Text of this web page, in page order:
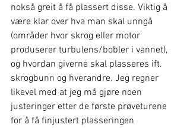
nokså greit å få plassert disse. Viktig å
være klar over hva man skal unngå
(områder hvor skrog eller motor
produserer turbulens/bobler i vannet),
og hvordan giverne skal plasseres ift.
skrogbunn og hverandre. Jeg regner
likevel med at jeg må gjøre noen
justeringer etter de første prøveturene
for å få finjustert plasseringen